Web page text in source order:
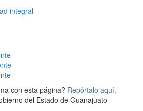
integral
con esta página? Repórtalo aquí.
del Estado de Guanajuato